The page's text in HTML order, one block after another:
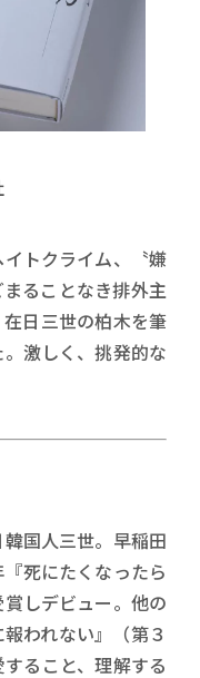
トクライム、〝嫌
ることなき排外主
日三世の柏木を筆
激しく、挑発的な
国人三世。早稲田
死にたくなったら
しデビュー。他の
われない』（第３
ること、理解する